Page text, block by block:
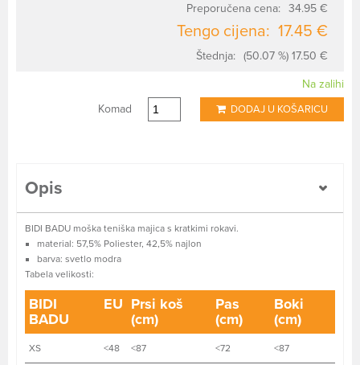
Preporučena cena: 34.95 €
Tengo cijena: 17.45 €
Štednja: (50.07 %) 17.50 €
Na zalihi
Komad
DODAJ U KOŠARICU
Opis
BIDI BADU moška teniška majica s kratkimi rokavi.
material: 57,5% Poliester, 42,5% najlon
barva: svetlo modra
Tabela velikosti:
BIDI
BADU
EU Prsi koš
(cm)
Pas
(cm)
Boki
(cm)
XS <48 <87 <72 <87